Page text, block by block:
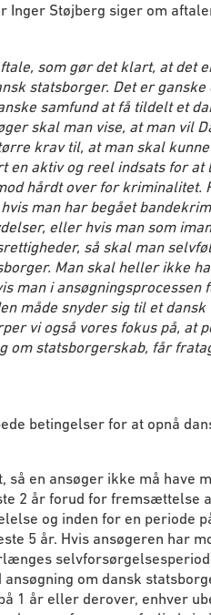
Inger Støjberg siger om
som gør det klart, at det
statsborger. Det er ganske
samfund at få tildelt et
skal man vise, at man vil
krav til, at man skal
en aktiv og reel indsats for
hårdt over for kriminalitet.
man har begået
eller hvis man som
så skal man
Man skal heller ikke
man i ansøgningsprocessen
måde snyder sig til et dansk
vi også vores fokus på, at
om statsborgerskab, får
betingelser for at opnå
en ansøger ikke må have
2 år forud for fremsættelse
og inden for en periode
5 år. Hvis ansøgeren har
om dansk
1 år eller derover, enhver